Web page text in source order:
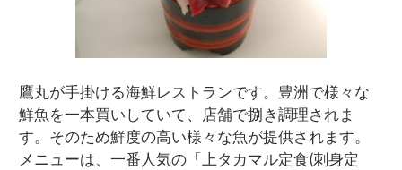
鷹丸が手掛ける海鮮レストランです。豊洲で様々な
鮮魚を一本買いしていて、店舗で捌き調理されま
す。そのため鮮度の高い様々な魚が提供されます。
メニューは、一番人気の「上タカマル定食(刺身定